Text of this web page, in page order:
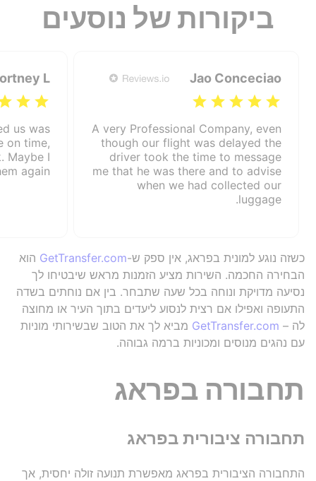
ביקורות של נוסעים
Jao Conceciao
A very Professional Company, even
though our flight was delayed the
driver took the time to message
me that he was there and to advise
when we had collected our
luggage.
L
us was
on time,
Maybe I
again.
כשזה נוגע למונית בפראג, אין ספק ש-GetTransfer.com הוא
הבחירה החכמה. השירות מציע הזמנות מראש שיבטיחו לך
נסיעה מדויקת ונוחה בכל שעה שתבחר. בין אם נוחתים בשדה
התעופה ואפילו אם רצית לנסוע ליעדים בתוך העיר או מחוצה
לה – GetTransfer.com מביא לך את הטוב שבשירותי מוניות
עם נהגים מנוסים ומכוניות ברמה גבוהה.
תחבורה בפראג
תחבורה ציבורית בפראג
התחבורה הציבורית בפראג מאפשרת תנועה זולה יחסית, אך